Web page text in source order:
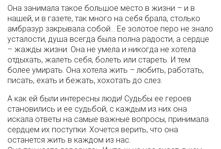
Она занимала такое большое место в жизни – и в
нашей, и в газете, так много на себя брала, столько
амбразур закрывала собой… Ее золотое перо не знало
усталости, душа всегда была полна радости, а сердце
– жажды жизни. Она не умела и никогда не хотела
отдыхать, жалеть себя, болеть или стареть. И тем
более умирать. Она хотела жить – любить, работать,
писать, ехать и бежать, хохотать до слез.
А как ей были интересны люди! Судьбы ее героев
становились и ее судьбой, с каждым из них она
искала ответы на самые важные вопросы, принимала
сердцем их поступки. Хочется верить, что она
останется жить в каждом из нас.